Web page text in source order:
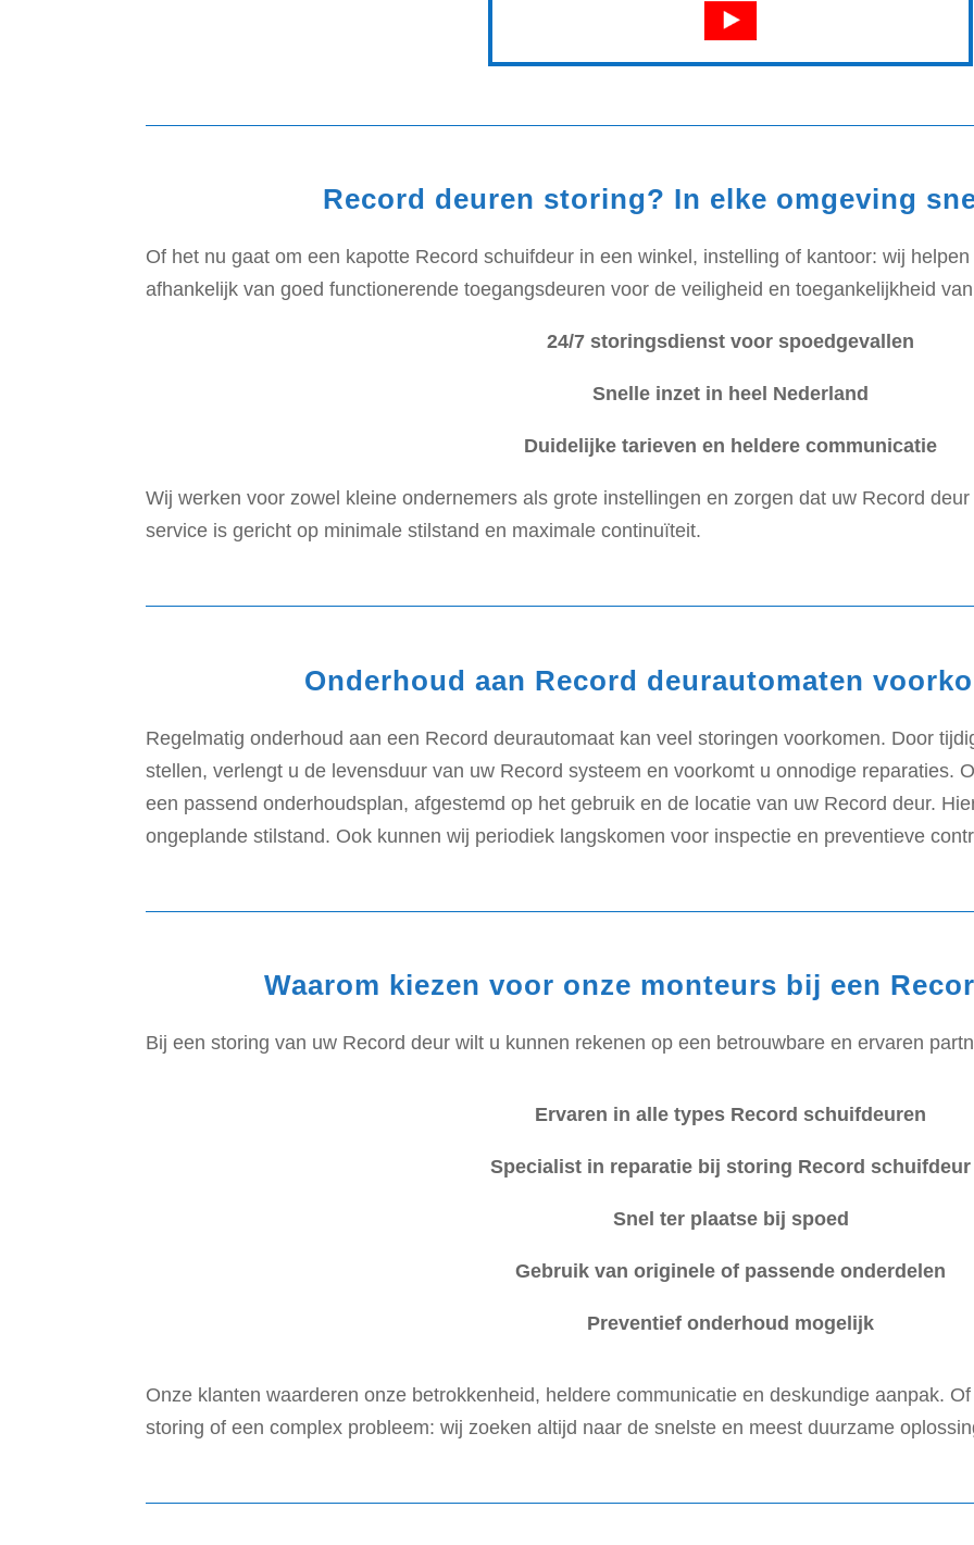
Record deuren storing? In elke omgeving
Of het nu gaat om een kapotte Record schuifdeur in een winkel, instelling of kantoor: wij
afhankelijk van goed functionerende toegangsdeuren voor de veiligheid en toegankelijkheid
24/7 storingsdienst voor spoedgevallen
Snelle inzet in heel Nederland
Duidelijke tarieven en heldere communicatie
Wij werken voor zowel kleine ondernemers als grote instellingen en zorgen dat uw Record
service is gericht op minimale stilstand en maximale continuïteit.
Onderhoud aan Record deurautomaten
Regelmatig onderhoud aan een Record deurautomaat kan veel storingen voorkomen. Door
stellen, verlengt u de levensduur van uw Record systeem en voorkomt u onnodige reparaties.
een passend onderhoudsplan, afgestemd op het gebruik en de locatie van uw Record deur.
ongeplande stilstand. Ook kunnen wij periodiek langskomen voor inspectie en preventieve
Waarom kiezen voor onze monteurs bij een
Bij een storing van uw Record deur wilt u kunnen rekenen op een betrouwbare en ervaren
Ervaren in alle types Record schuifdeuren
Specialist in reparatie bij storing Record schuifdeur
Snel ter plaatse bij spoed
Gebruik van originele of passende onderdelen
Preventief onderhoud mogelijk
Onze klanten waarderen onze betrokkenheid, heldere communicatie en deskundige aanpak.
storing of een complex probleem: wij zoeken altijd naar de snelste en meest duurzame